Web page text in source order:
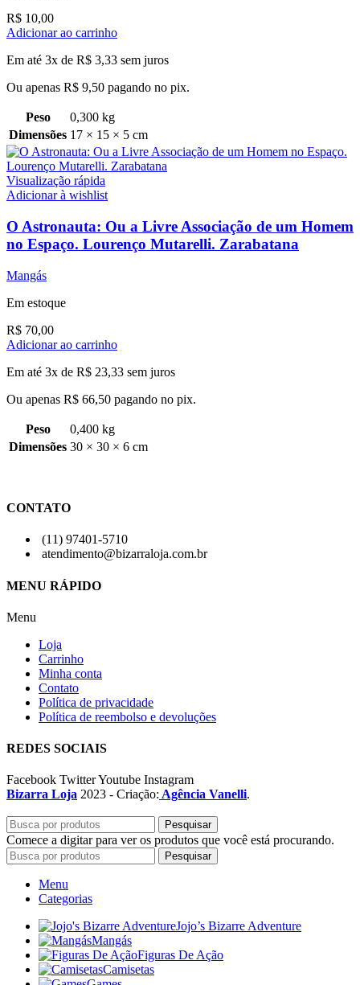
R$ 10,00
Adicionar ao carrinho
Em até 3x de R$ 3,33 sem juros
Ou apenas R$ 9,50 pagando no pix.
Peso
0,300 kg
Dimensões 17 × 15 × 5 cm
Visualização rápida
Adicionar à wishlist
O Astronauta: Ou a Livre Associação de um Homem
no Espaço. Lourenço Mutarelli. Zarabatana
Mangás
Em estoque
R$ 70,00
Adicionar ao carrinho
Em até 3x de R$ 23,33 sem juros
Ou apenas R$ 66,50 pagando no pix.
Peso
0,400 kg
Dimensões 30 × 30 × 6 cm
CONTATO
(11) 97401-5710
atendimento@bizarraloja.com.br
MENU RÁPIDO
Menu
Loja
Carrinho
Minha conta
Contato
Política de privacidade
Política de reembolso e devoluções
REDES SOCIAIS
Facebook TwitterYoutube Instagram
Bizarra Loja 2023 - Criação: Agência Vanelli.
Pesquisar
Comece a digitar para ver os produtos que você está procurando.
Pesquisar
Menu
Categorias
Jojo’s Bizarre Adventure
Mangás
Figuras De Ação
Camisetas